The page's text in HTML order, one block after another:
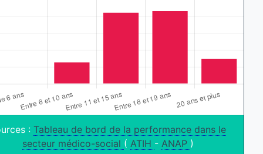
: Tableau de bord de la performance dans le
secteur médico-social ( ATIH - ANAP )